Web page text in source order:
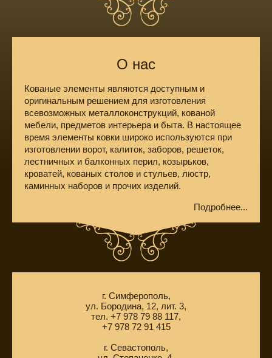
О нас
Кованые элементы являются доступным и
оригинальным решением для изготовления
всевозможных металлоконструкций, кованой
мебели, предметов интерьера и быта. В настоящее
время элементы ковки широко используются при
изготовлении ворот, калиток, заборов, решеток,
лестничных и балконных перил, козырьков,
кроватей, кованых столов и стульев, люстр,
каминных наборов и прочих изделий.
Подробнее...
г. Симферополь,
ул. Бородина, 12, лит. 3,
тел. +7 978 79 88 117,
+7 978 72 91 415
г. Севастополь,